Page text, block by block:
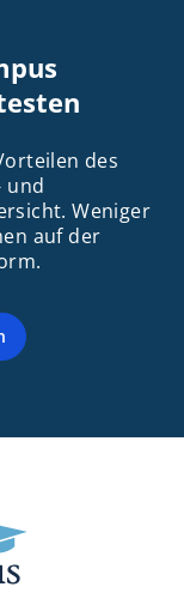
des
und
Weniger
auf der